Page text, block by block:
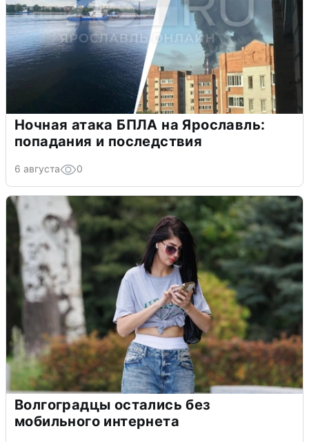
Ночная атака БПЛА на Ярославль:
попадания и последствия
6 августа 0
Волгоградцы остались без
мобильного интернета